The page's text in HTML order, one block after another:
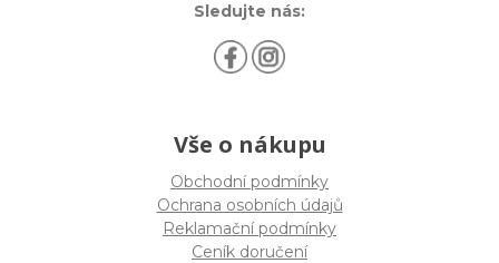
Sledujte nás:
Vše o nákupu
Obchodní podmínky
Ochrana osobních údajů
Reklamační podmínky
Ceník doručení